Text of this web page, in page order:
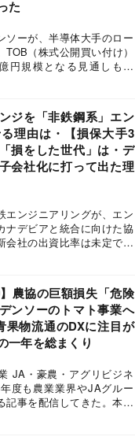
た
ソーが、半導体大手のロー
（株式公開買い付け）
円規模となる見通しもあ
電機、東芝とパワー半導
。
ジを「非鉄鋼系」エン
理由は・【損保大手3
損をした世代」は・デ
会社化に打って出た理
エンジニアリングが、エン
ナデビアと統合に向けた協
会社の出資比率は未定です
「非連結化」することは
んだ理由を解明するととも
グループからの分離が不可
らかにします。
農協の巨額損失「危険
ンソーのトマト事業へ
果物流通のDXに注目が
年を総まくり
JA・豪農・アグリビジネ
度も農業業界やJAグルー
記事を配信してきた。本稿
年3月27日に配信し、読者